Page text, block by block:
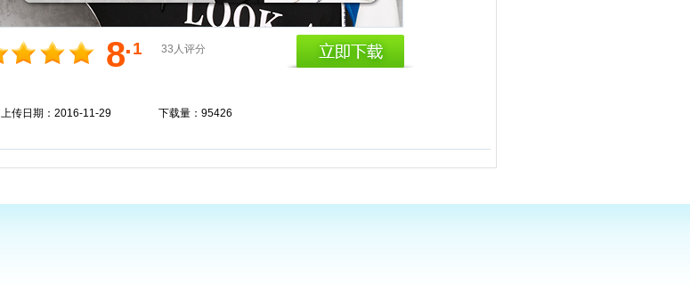
8.1 33人评分
上传日期：2016-11-29
下载量：95426